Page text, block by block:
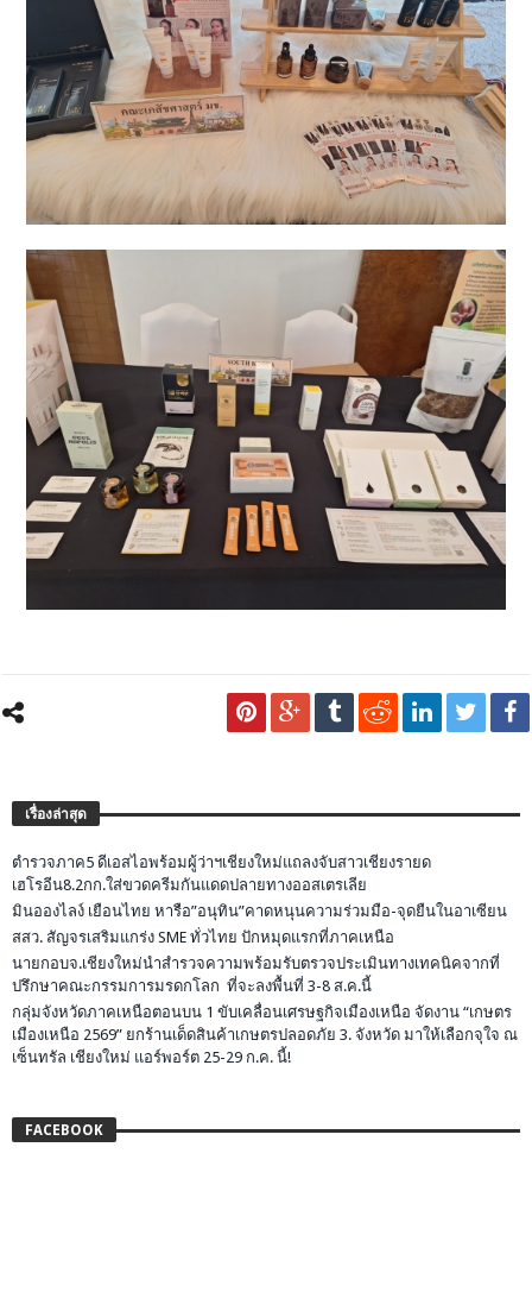
เรื่องล่าสุด
ตำรวจภาค5 ดีเอสไอพร้อมผู้ว่าฯเชียงใหม่แถลงจับสาวเชียงรายด
เฮโรอีน8.2กก.ใส่ขวดครีมกันแดดปลายทางออสเตรเลีย
มินอองไลง์ เยือนไทย หารือ”อนุทิน”คาดหนุนความร่วมมือ-จุดยืนในอาเซียน
สสว. สัญจรเสริมแกร่ง SME ทั่วไทย ปักหมุดแรกที่ภาคเหนือ
นายกอบจ.เชียงใหม่นำสำรวจความพร้อมรับตรวจประเมินทางเทคนิคจากที่
ปรึกษาคณะกรรมการมรดกโลก ที่จะลงพื้นที่ 3-8 ส.ค.นี้
กลุ่มจังหวัดภาคเหนือตอนบน 1 ขับเคลื่อนเศรษฐกิจเมืองเหนือ จัดงาน “เกษตร
เมืองเหนือ 2569” ยกร้านเด็ดสินค้าเกษตรปลอดภัย 3. จังหวัด มาให้เลือกจุใจ ณ
เซ็นทรัล เชียงใหม่ แอร์พอร์ต 25-29 ก.ค. นี้!
FACEBOOK